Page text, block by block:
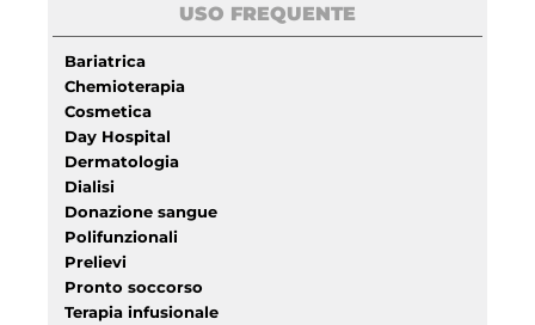
USO FREQUENTE
Bariatrica
Chemioterapia
Cosmetica
Day Hospital
Dermatologia
Dialisi
Donazione sangue
Polifunzionali
Prelievi
Pronto soccorso
Terapia infusionale